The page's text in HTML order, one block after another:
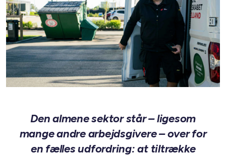
Den almene sektor står – ligesom
mange andre arbejdsgivere – over for
en fælles udfordring: at tiltrække